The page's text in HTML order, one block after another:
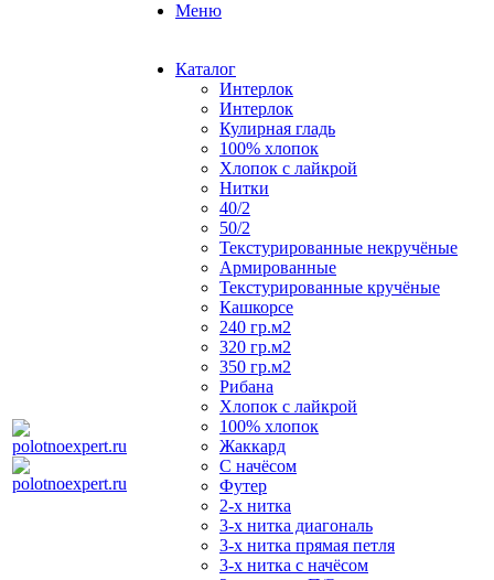
Меню
Каталог
Интерлок
Интерлок
Кулирная гладь
100% хлопок
Хлопок с лайкрой
Нитки
40/2
50/2
Текстурированные некручёные
Армированные
Текстурированные кручёные
Кашкорсе
240 гр.м2
320 гр.м2
350 гр.м2
Рибана
Хлопок с лайкрой
100% хлопок
Жаккард
С начёсом
Футер
2-х нитка
3-х нитка диагональ
3-х нитка прямая петля
3-х нитка с начёсом